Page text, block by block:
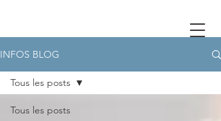
INFOS BLOG
Tous les posts
Tous les posts